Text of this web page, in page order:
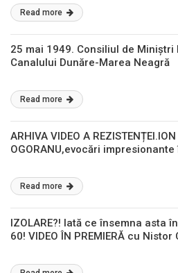
Read more
25 mai 1949. Consiliul de
Canalului Dunăre-Marea Neagră
Read more
ARHIVA VIDEO A
OGORANU,evocări
Read more
IZOLARE?! Iată ce însemna asta
60! VIDEO ÎN PREMIERĂ cu